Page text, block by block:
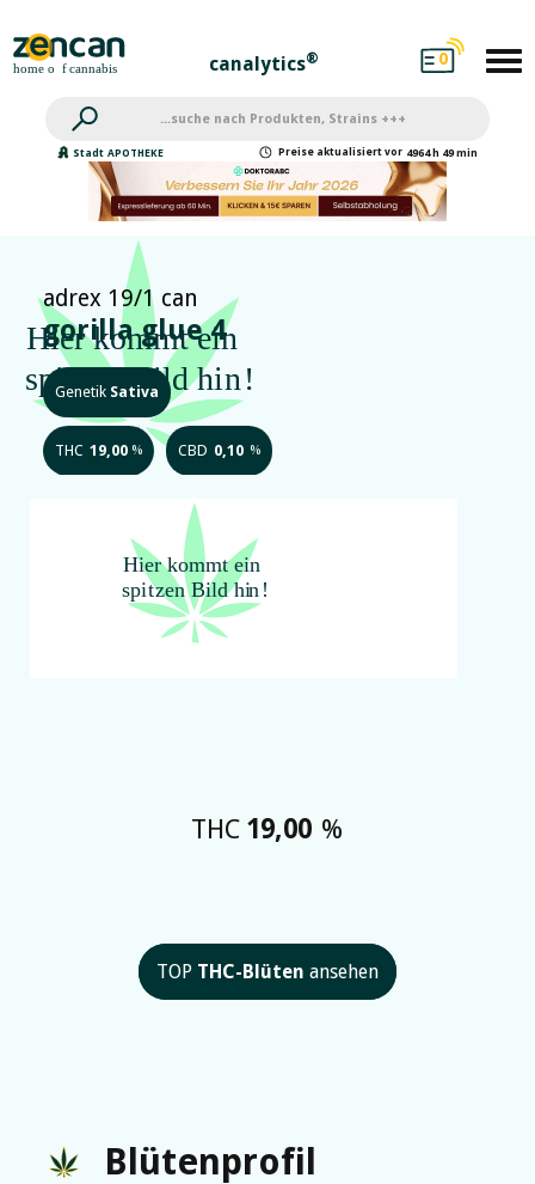
canalytics® 0
Stadt APOTHEKE Preise aktualisiert vor 4964 h 49 min
adrex 19/1 can
gorilla glue 4
Genetik Sativa
THC 19,00 % CBD 0,10 %
THC 19,00 %
TOP THC-Blüten ansehen
Blütenprofil